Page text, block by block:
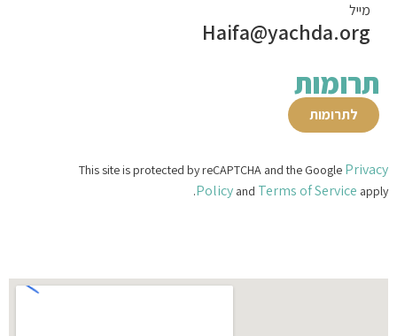
מייל
Haifa@yachda.org
תרומות
לתרומות
This site is protected by reCAPTCHA and the Google Privacy
Policy and Terms of Service apply.